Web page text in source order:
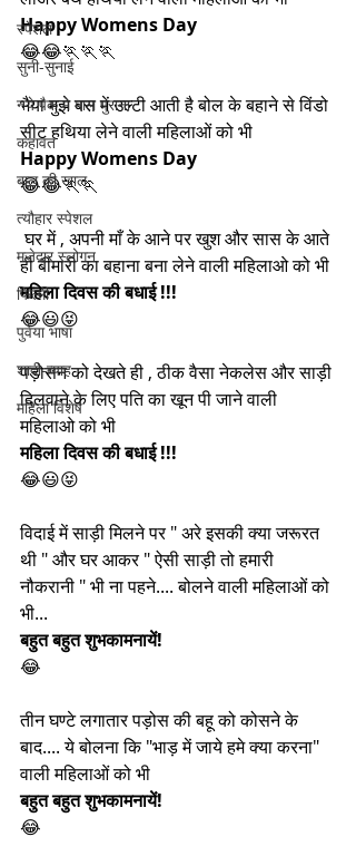
स्पेशल
सुनी-सुनाई
नये पैक मे माल पुराना
कहावत
बाल की खाल
त्यौहार स्पेशल
मजेदार स्लोगन
फिल्मी
पुर्वया भाषा
शादी-ब्याह
महिला विशेष
Happy Womens Day
😂😂🏃🏃🏃
भैया मुझे बस में उल्टी आती है बोल के बहाने से विंडो
सीट हथिया लेने वाली महिलाओं को भी
Happy Womens Day
😂😂🏃🏃
घर में , अपनी माँ के आने पर खुश और सास के आते
ही बीमारी का बहाना बना लेने वाली महिलाओ को भी
महिला दिवस की बधाई !!!
😂😃😝
पड़ोसन को देखते ही , ठीक वैसा नेकलेस और साड़ी
दिलवाने के लिए पति का खून पी जाने वाली
महिलाओ को भी
महिला दिवस की बधाई !!!
😂😃😝
विदाई में साड़ी मिलने पर " अरे इसकी क्या जरूरत
थी " और घर आकर " ऐसी साड़ी तो हमारी
नौकरानी " भी ना पहने.... बोलने वाली महिलाओं को
भी...
बहुत बहुत शुभकामनायें!
😂
तीन घण्टे लगातार पड़ोस की बहू को कोसने के
बाद.... ये बोलना कि "भाड़ में जाये हमे क्या करना"
वाली महिलाओं को भी
बहुत बहुत शुभकामनायें!
😂